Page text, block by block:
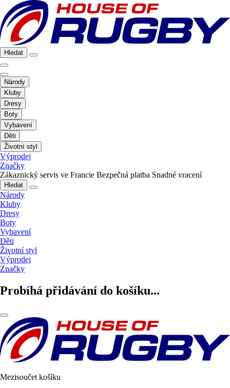
Hledat
Národy
Kluby
Dresy
Boty
Vybavení
Děti
Životní styl
Výprodej
Značky
Zákaznický servis ve Francie Bezpečná platba Snadné vracení
Hledat
Národy
Kluby
Dresy
Boty
Vybavení
Děti
Životní styl
Výprodej
Značky
Probíhá přidávání do košíku...
Mezisoučet košíku